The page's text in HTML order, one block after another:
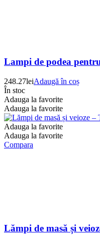
Lampi de podea
248.27leiAdaugă în coș
În stoc
Adauga la favorite
Adauga la favorite
Adauga la favorite
Adauga la favorite
Compara
Lămpi de masă și